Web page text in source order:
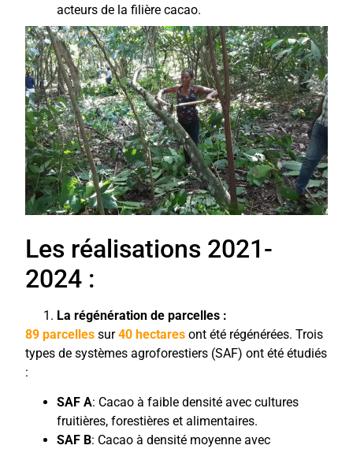
acteurs de la filière cacao.
Les réalisations 2021-
2024 :
La régénération de parcelles :
89 parcelles sur40 hectaresont été régénérées. Trois
types de systèmes agroforestiers (SAF) ont été étudiés
:
SAF A: Cacao à faible densité avec cultures
fruitières, forestières et alimentaires.
SAF B: Cacao à densité moyenne avec